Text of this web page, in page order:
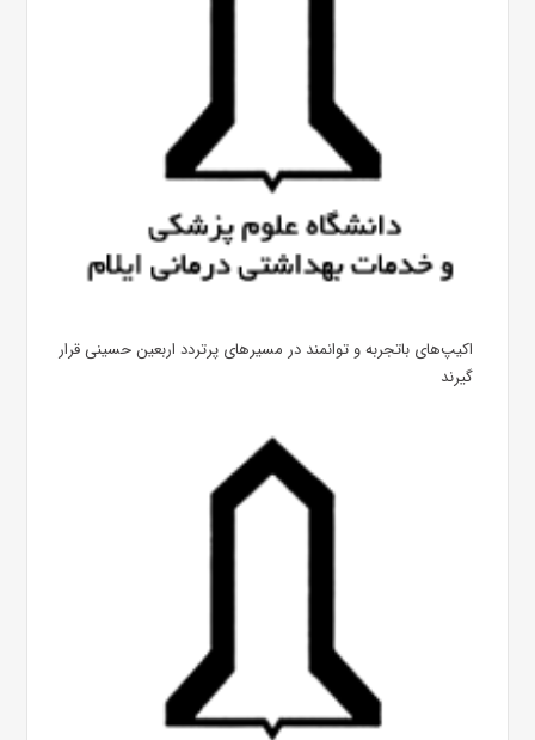
اکیپ‌های باتجربه و توانمند در مسیرهای پرتردد اربعین حسینی قرار
گیرند